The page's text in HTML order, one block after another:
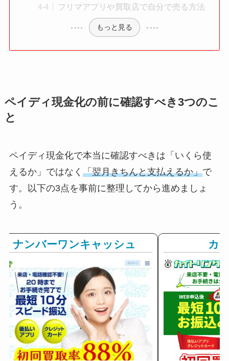
フリマアプリや買取店で自分で売る方法
もっと見る
ペイディ現金化の前に確認すべき3つのこ
と
ペイディ現金化で本当に確認すべきは「いくら使
えるか」ではなく 「翌月きちんと支払えるか」で
す。以下の3点を事前に整理してから進めましょ
う。
ナンバーワンキャッシュ カ